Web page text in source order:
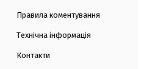
Правила коментування
Технічна інформація
Контакти